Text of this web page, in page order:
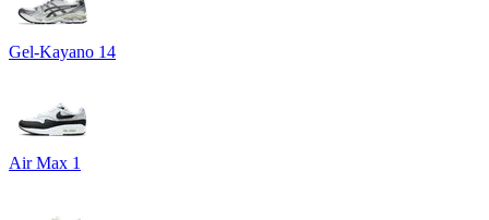
Gel-Kayano 14
Air Max 1